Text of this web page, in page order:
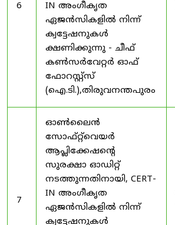
6
IN അംഗീകൃത
ഏജൻസികളിൽ നിന്ന്
ക്വട്ടേഷനുകൾ
ക്ഷണിക്കുന്നു - ചീഫ്
കൺസർവേറ്റർ ഓഫ്
ഫോറസ്റ്റ്സ്
(ഐ.ടി.),തിരുവനന്തപുരം
7
ഓൺലൈൻ
സോഫ്റ്റ്‌വെയർ
ആപ്ലിക്കേഷന്റെ
സുരക്ഷാ ഓഡിറ്റ്
നടത്തുന്നതിനായി, CERT-
IN അംഗീകൃത
ഏജൻസികളിൽ നിന്ന്
ക്വട്ടേഷനുകൾ